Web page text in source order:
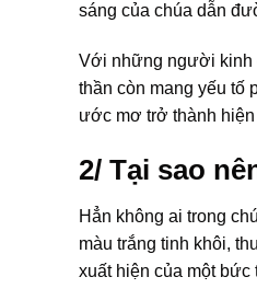
sáng của chúa dẫn
Với những người kinh
thần còn mang yếu tố
ước mơ trở thành
2/ Tại sao
Hẳn không ai trong
màu trắng tinh khôi,
xuất hiện của một bức